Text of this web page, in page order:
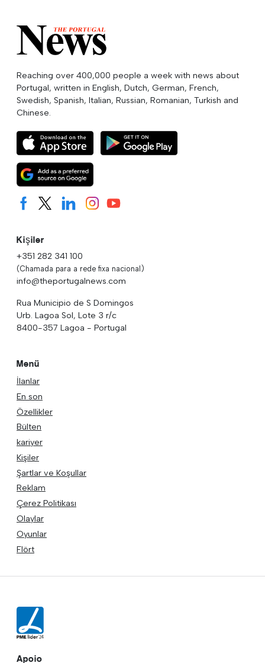
Reaching over 400,000 people a week with news about
Portugal, written in English, Dutch, German, French,
Swedish, Spanish, Italian, Russian, Romanian, Turkish and
Chinese.
Kişiler
+351 282 341 100
(Chamada para a rede fixa nacional)
info@theportugalnews.com
Rua Municipio de S Domingos
Urb. Lagoa Sol, Lote 3 r/c
8400-357 Lagoa - Portugal
Menü
İlanlar
En son
Özellikler
Bülten
kariyer
Kişiler
Şartlar ve Koşullar
Reklam
Çerez Politikası
Olaylar
Oyunlar
Flört
Apoio